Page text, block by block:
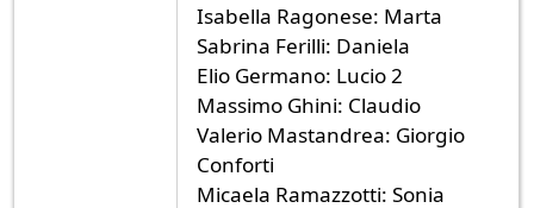
Isabella Ragonese: Marta
Sabrina Ferilli: Daniela
Elio Germano: Lucio 2
Massimo Ghini: Claudio
Valerio Mastandrea: Giorgio
Conforti
Micaela Ramazzotti: Sonia